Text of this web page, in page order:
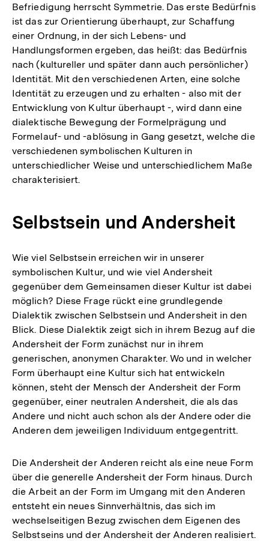
Befriedigung herrscht Symmetrie. Das erste Bedürfnis
ist das zur Orientierung überhaupt, zur Schaffung
einer Ordnung, in der sich Lebens- und
Handlungsformen ergeben, das heißt: das Bedürfnis
nach (kultureller und später dann auch persönlicher)
Identität. Mit den verschiedenen Arten, eine solche
Identität zu erzeugen und zu erhalten - also mit der
Entwicklung von Kultur überhaupt -, wird dann eine
dialektische Bewegung der Formelprägung und
Formelauf- und -ablösung in Gang gesetzt, welche die
verschiedenen symbolischen Kulturen in
unterschiedlicher Weise und unterschiedlichem Maße
charakterisiert.
Selbstsein und Andersheit
Wie viel Selbstsein erreichen wir in unserer
symbolischen Kultur, und wie viel Andersheit
gegenüber dem Gemeinsamen dieser Kultur ist dabei
möglich? Diese Frage rückt eine grundlegende
Dialektik zwischen Selbstsein und Andersheit in den
Blick. Diese Dialektik zeigt sich in ihrem Bezug auf die
Andersheit der Form zunächst nur in ihrem
generischen, anonymen Charakter. Wo und in welcher
Form überhaupt eine Kultur sich hat entwickeln
können, steht der Mensch der Andersheit der Form
gegenüber, einer neutralen Andersheit, die als das
Andere und nicht auch schon als der Andere oder die
Anderen dem jeweiligen Individuum entgegentritt.
Die Andersheit der Anderen reicht als eine neue Form
über die generelle Andersheit der Form hinaus. Durch
die Arbeit an der Form im Umgang mit den Anderen
entsteht ein neues Sinnverhältnis, das sich im
wechselseitigen Bezug zwischen dem Eigenen des
Selbstseins und der Andersheit der Anderen realisiert.